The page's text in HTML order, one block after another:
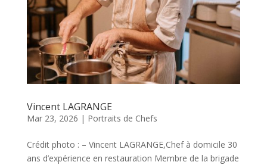
Vincent LAGRANGE
Mar 23, 2026 | Portraits de Chefs
Crédit photo : – Vincent LAGRANGE,Chef à domicile 30
ans d’expérience en restauration Membre de la brigade